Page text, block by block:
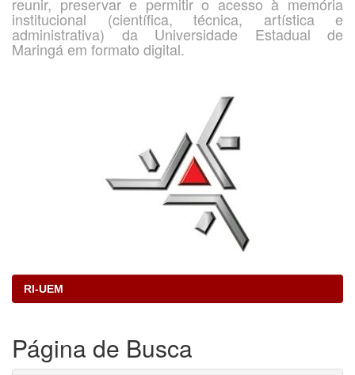
institucional (científica, técnica, artística e
administrativa) da Universidade Estadual de
Maringá em formato digital.
RI-UEM
Página de Busca